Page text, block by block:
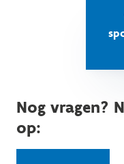
Nog vragen?
op: